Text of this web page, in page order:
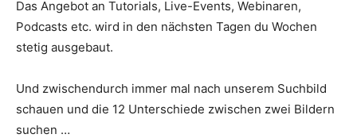
Das Angebot an Tutorials, Live-Events, Webinaren,
Podcasts etc. wird in den nächsten Tagen du Wochen
stetig ausgebaut.
Und zwischendurch immer mal nach unserem Suchbild
schauen und die 12 Unterschiede zwischen zwei Bildern
suchen …